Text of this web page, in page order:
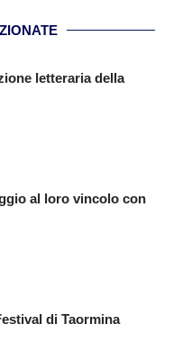
letteraria della
al loro vincolo con
di Taormina